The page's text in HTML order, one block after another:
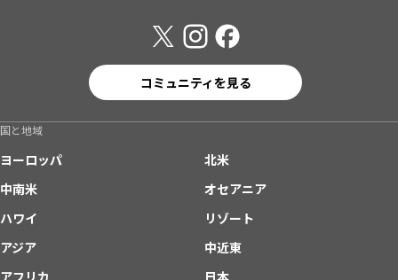
コミュニティを見る
国と地域
ヨーロッパ
北米
中南米
オセアニア
ハワイ
リゾート
アジア
中近東
アフリカ
日本